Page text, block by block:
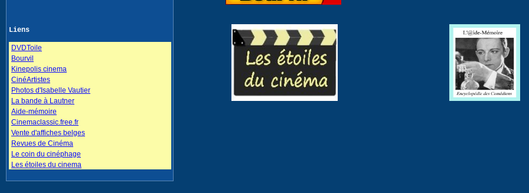
Liens
DVDToile
Bourvil
Kinepolis cinema
CinéArtistes
Photos d'Isabelle Vautier
La bande à Lautner
Aide-mémoire
Cinemaclassic.free.fr
Vente d'affiches belges
Revues de Cinéma
Le coin du cinéphage
Les étoiles du cinema